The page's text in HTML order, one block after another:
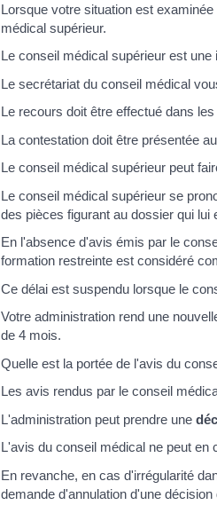
Lorsque votre situation est
médical supérieur.
Le conseil médical supérieur est
Le secrétariat du conseil médical
Le recours doit être effectué dans
La contestation doit être présentée
Le conseil médical supérieur peut
Le conseil médical supérieur se
des pièces figurant au dossier qui
En l'absence d'avis émis par le
formation restreinte est considéré
Ce délai est suspendu lorsque le
Votre administration rend une
de 4 mois.
Quelle est la portée de l'avis du
Les avis rendus par le conseil
L'administration peut prendre une
L'avis du conseil médical ne peut en
En revanche, en cas d'irrégularité
demande d'annulation d'une